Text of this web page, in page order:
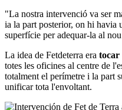
"La nostra intervenció va ser
ia la part posterior, on hi havia
superfície per adequar-la al
La idea de Fetdeterra era tocar
totes les oficines al centre de
totalment el perímetre i la part
unificar tota l'envoltant.